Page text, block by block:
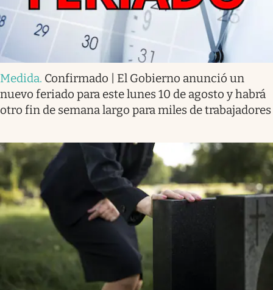
Medida. Confirmado | El Gobierno anunció un
nuevo feriado para este lunes 10 de agosto y habrá
otro fin de semana largo para miles de trabajadores